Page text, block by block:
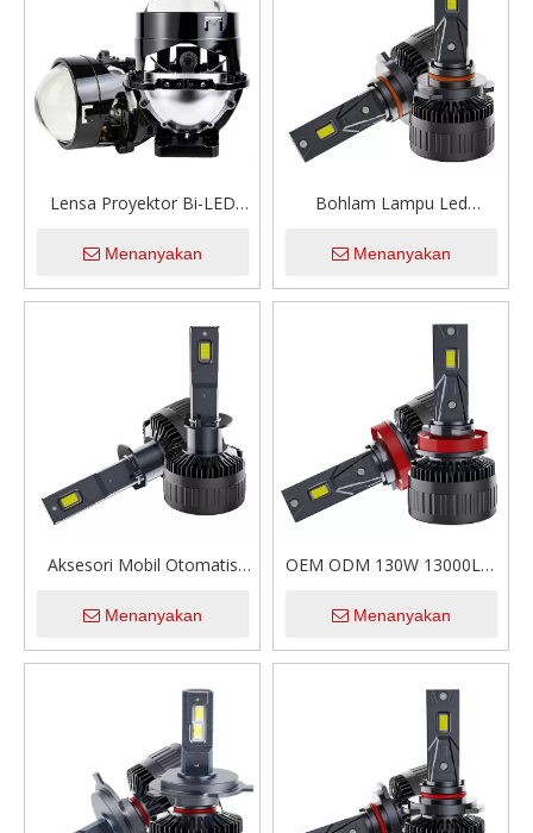
Lensa Proyektor Bi-LED
Lampu Depan Mobil Kit
Retrofit Bohlam Lensa
Tinggi untuk Aksesori Mobil
Menanyakan
Bohlam Lampu Led
Tunggal 130W 13000LM 12V
H1 H4 H7 H11 9005 9006
Menanyakan
Aksesori Mobil Otomatis
13000LM 6000K Bohlam
Lampu Mobil 9005 9006 H1
Depan Led Mobil
Menanyakan
OEM ODM 130W 13000LM
6000K Bohlam Lampu
Depan Mobil Universal
Menanyakan